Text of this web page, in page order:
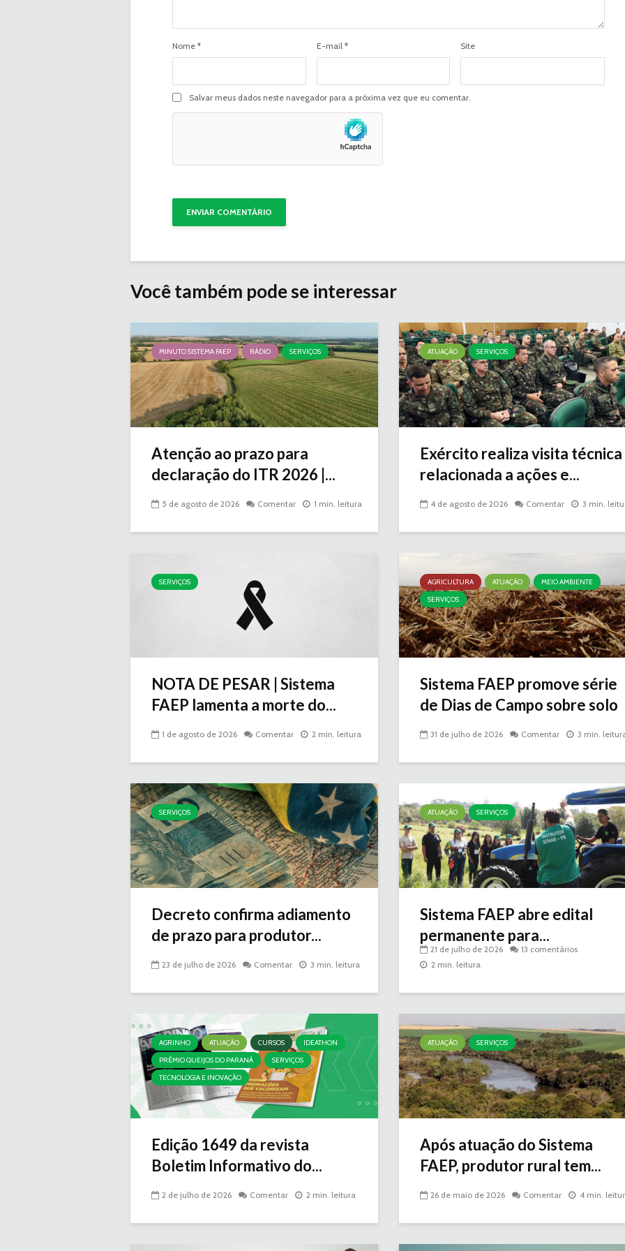
Nome * E-mail * Site
Salvar meus dados neste navegador para a próxima vez que eu comentar.
Você também pode se interessar
MINUTO SISTEMA FAEP RÁDIO SERVIÇOS
Atenção ao prazo para
declaração do ITR 2026 |...
5 de agosto de 2026 Comentar 1 min. leitura
ATUAÇÃO SERVIÇOS
Exército realiza visita técnica
relacionada a ações e...
4 de agosto de 2026 Comentar 3 min.
SERVIÇOS
NOTA DE PESAR | Sistema
FAEP lamenta a morte do...
1 de agosto de 2026 Comentar 2 min. leitura
AGRICULTURA ATUAÇÃO
MEIO AMBIENTE
SERVIÇOS
Sistema FAEP promove série
de Dias de Campo sobre solo
31 de julho de 2026 Comentar 3 min.
SERVIÇOS
Decreto confirma adiamento
de prazo para produtor...
23 de julho de 2026 Comentar 3 min. leitura
ATUAÇÃO SERVIÇOS
Sistema FAEP abre edital
permanente para...
21 de julho de 2026
13 comentários
2 min. leitura
AGRINHO ATUAÇÃO CURSOS
IDEATHON
PRÊMIO QUEIJOS DO PARANÁ
SERVIÇOS
TECNOLOGIA E INOVAÇÃO
Edição 1649 da revista
Boletim Informativo do...
2 de julho de 2026 Comentar 2 min. leitura
ATUAÇÃO SERVIÇOS
Após atuação do Sistema
FAEP, produtor rural tem...
26 de maio de 2026 Comentar 4 min.